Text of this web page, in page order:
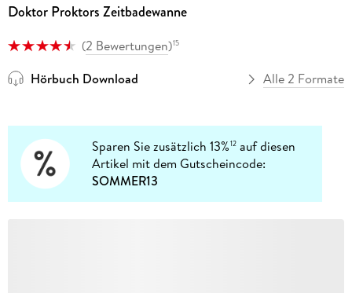
Doktor Proktors Zeitbadewanne
(2 Bewertungen)15
Hörbuch Download Alle 2 Formate
Sparen Sie zusätzlich 13%12 auf diesen
Artikel mit dem Gutscheincode:
SOMMER13